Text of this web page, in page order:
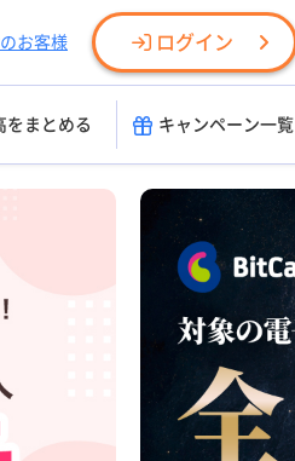
お客様 ログイン
をまとめる キャンペーン一覧